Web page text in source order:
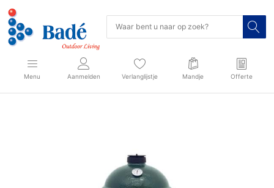
Menu Aanmelden Verlanglijstje Mandje Offerte